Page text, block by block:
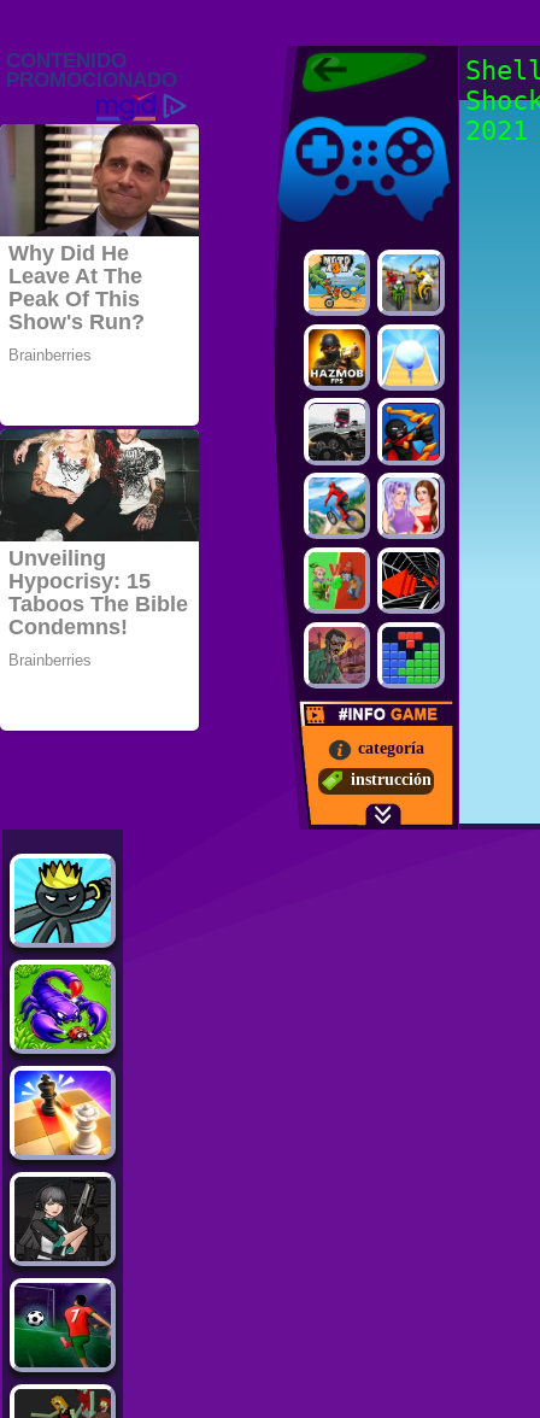
Juegos Friv
2022, Juegos
2022
Juegos Friv
categoría
instrucción
2021